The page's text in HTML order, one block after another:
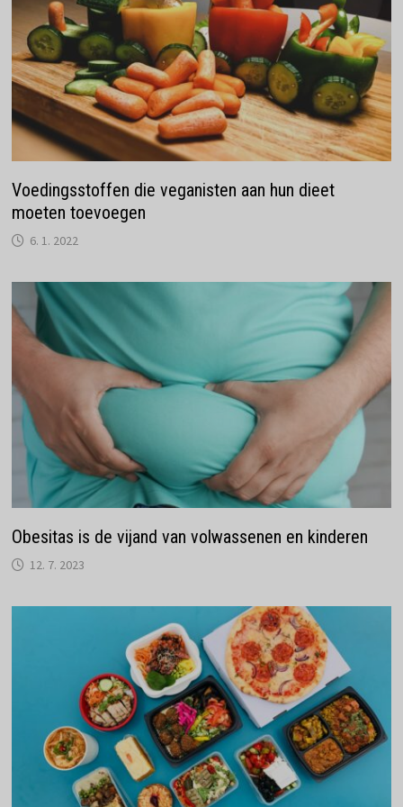
Voedingsstoffen die veganisten aan hun dieet
moeten toevoegen
6. 1. 2022
Obesitas is de vijand van volwassenen en kinderen
12. 7. 2023